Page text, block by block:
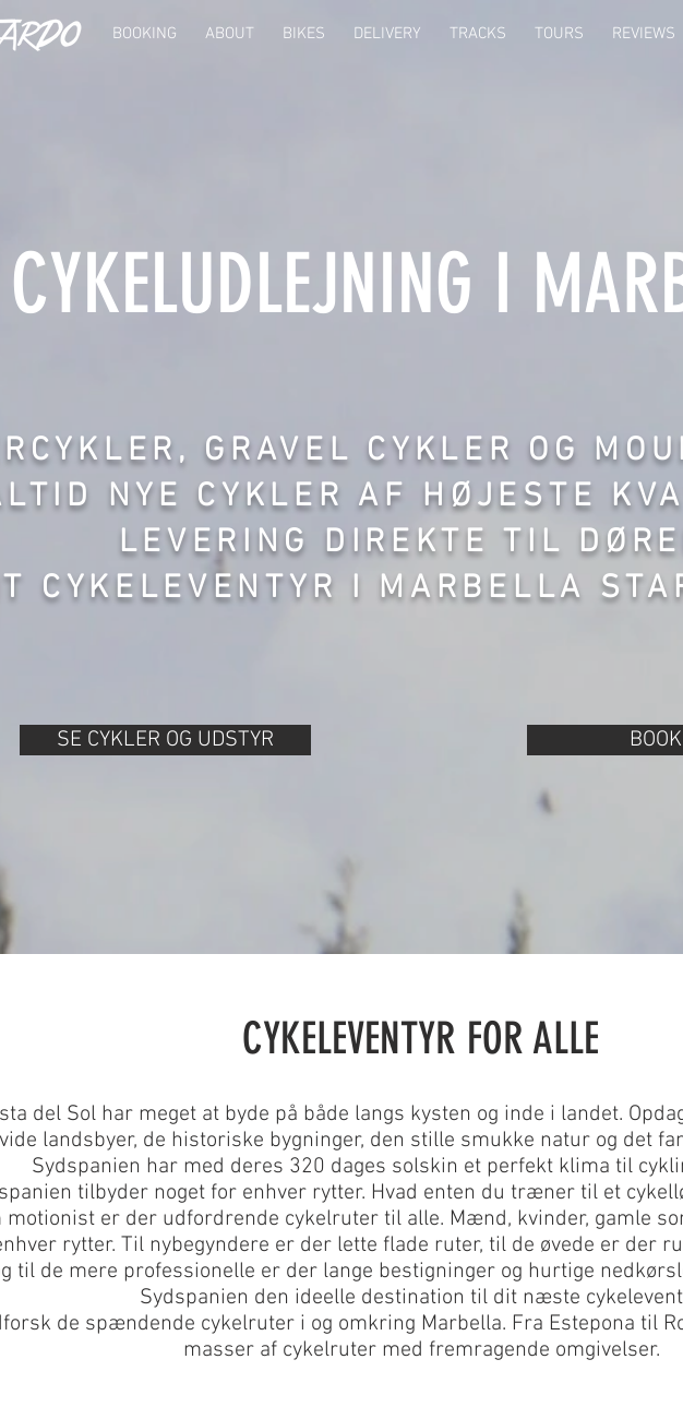
BOOKING ABOUT BIKES DELIVERY TRACKS TOURS REVIEWS
CYKELUDLEJNING I
GRAVEL CYKLER OG
NYE CYKLER AF HØJESTE
LEVERING DIREKTE TIL
CYKELEVENTYR I MARBELLA
SE CYKLER OG UDSTYR
CYKELEVENTYR FOR ALLE
del Sol har meget at byde på både langs kysten og inde i landet.
landsbyer, de historiske bygninger, den stille smukke natur og det
Sydspanien har med deres 320 dages solskin et perfekt klima til
tilbyder noget for enhver rytter. Hvad enten du træner til et
motionist er der udfordrende cykelruter til alle. Mænd, kvinder, gamle
rytter. Til nybegyndere er der lette flade ruter, til de øvede er der
til de mere professionelle er der lange bestigninger og hurtige
Sydspanien den ideelle destination til dit næste
de spændende cykelruter i og omkring Marbella. Fra Estepona til
masser af cykelruter med fremragende omgivelser.